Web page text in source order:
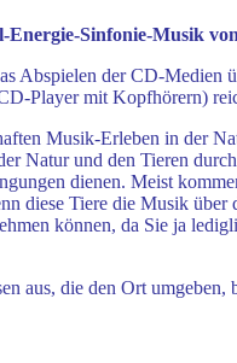
Energie-Sinfonie-Musik
Abspielen der CD-Medien
Player mit Kopfhörern)
Musik-Erleben in der
Natur und den Tieren
dienen. Meist
diese Tiere die Musik über
können, da Sie ja
aus, die den Ort umgeben,